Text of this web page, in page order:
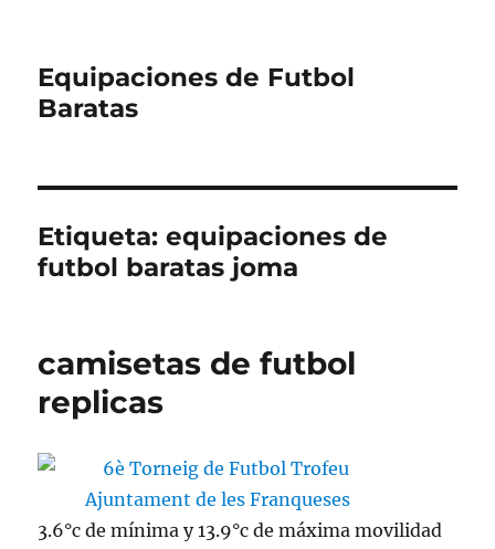
Equipaciones de Futbol
Baratas
Etiqueta:equipaciones de
futbol baratas joma
camisetas de futbol
replicas
3.6°c de mínima y 13.9°c de máxima movilidad